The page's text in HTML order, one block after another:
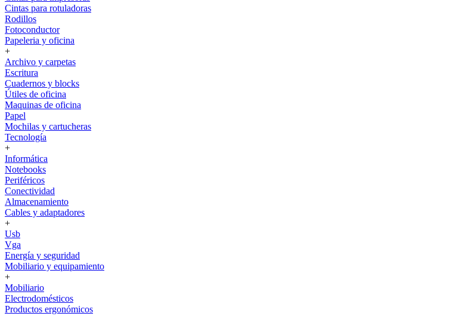
Cintas para rotuladoras
Rodillos
Fotoconductor
Papeleria y oficina
+
Archivo y carpetas
Escritura
Cuadernos y blocks
Útiles de oficina
Maquinas de oficina
Papel
Mochilas y cartucheras
Tecnología
+
Informática
Notebooks
Periféricos
Conectividad
Almacenamiento
Cables y adaptadores
+
Usb
Vga
Energía y seguridad
Mobiliario y equipamiento
+
Mobiliario
Electrodomésticos
Productos ergonómicos